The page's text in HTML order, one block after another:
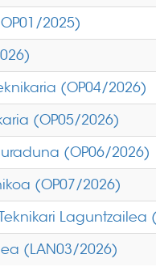
2025)
(OP04/2026)
(OP05/2026)
(OP06/2026)
(OP07/2026)
Teknikari
(LAN03/2026)